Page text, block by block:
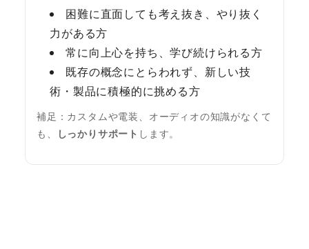
困難に直面しても考え抜き、やり抜く
力がある方
常に向上心を持ち、学び続けられる方
既存の概念にとらわれず、新しい技
術・製品に積極的に挑める方
補足：カスタムや電装、オーディオの知識がなくて
も、
しっかりサポート します。